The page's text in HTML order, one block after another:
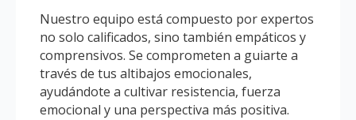
Nuestro equipo está compuesto por expertos
no solo calificados, sino también empáticos y
comprensivos. Se comprometen a guiarte a
través de tus altibajos emocionales,
ayudándote a cultivar resistencia, fuerza
emocional y una perspectiva más positiva.